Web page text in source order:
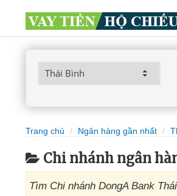
Trang chủ Ngân hàng gần nhất
Chi nhánh ngân
Tìm Chi nhánh DongA Bank